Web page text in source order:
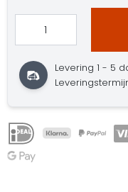
Levering 1 - 5